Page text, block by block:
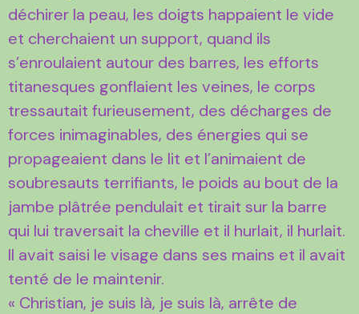
déchirer la peau, les doigts happaient le vide
et cherchaient un support, quand ils
s’enroulaient autour des barres, les efforts
titanesques gonflaient les veines, le corps
tressautait furieusement, des décharges de
forces inimaginables, des énergies qui se
propageaient dans le lit et l’animaient de
soubresauts terrifiants, le poids au bout de la
jambe plâtrée pendulait et tirait sur la barre
qui lui traversait la cheville et il hurlait, il hurlait.
Il avait saisi le visage dans ses mains et il avait
tenté de le maintenir.
« Christian, je suis là, je suis là, arrête de